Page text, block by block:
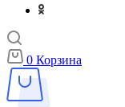
0 Корзина